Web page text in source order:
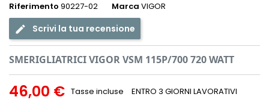
Riferimento 90227-02 Marca VIGOR
Scrivi la tua recensione
SMERIGLIATRICI VIGOR VSM 115P/700 720 WATT
46,00 € Tasse incluse ENTRO 3 GIORNI LAVORATIVI